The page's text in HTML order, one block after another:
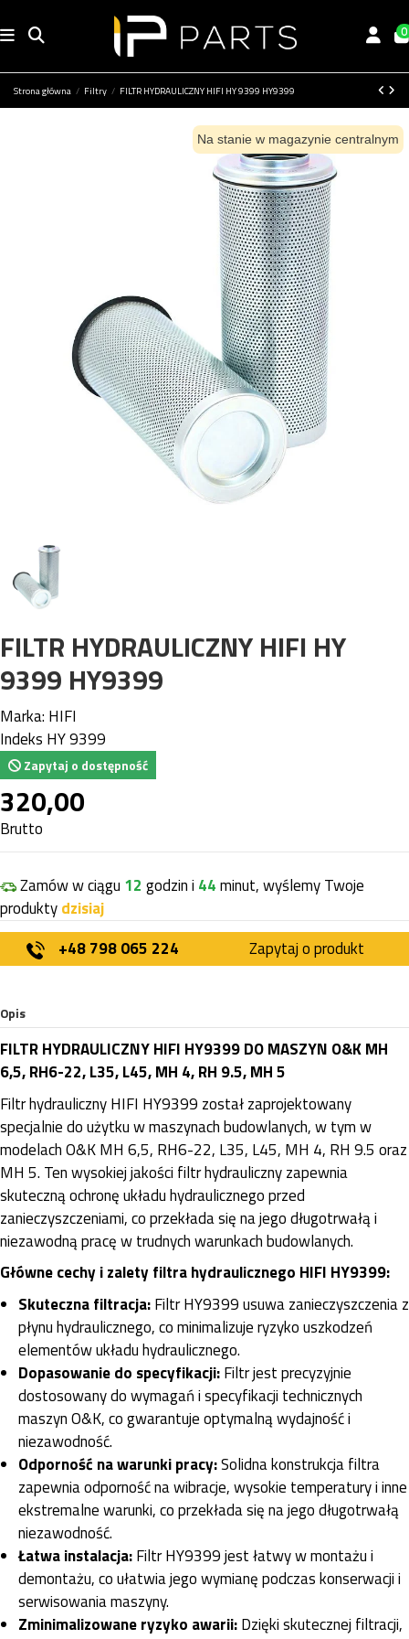
0
Strona główna Filtry FILTR HYDRAULICZNY HIFI HY 9399 HY9399
Na stanie w magazynie centralnym
FILTR HYDRAULICZNY HIFI HY
9399 HY9399
Marka: HIFI
Indeks HY 9399
Zapytaj o dostępność
320,00
Brutto
Zamów w ciągu 12 godzin i 44minut, wyślemy Twoje
produktydzisiaj
+48 798 065 224
Zapytaj o produkt
Opis
FILTR HYDRAULICZNY HIFI HY9399 DO MASZYN O&K MH
6,5, RH6-22, L35, L45, MH 4, RH 9.5, MH 5
Filtr hydrauliczny HIFI HY9399 został zaprojektowany
specjalnie do użytku w maszynach budowlanych, w tym w
modelach O&K MH 6,5, RH6-22, L35, L45, MH 4, RH 9.5 oraz
MH 5. Ten wysokiej jakości filtr hydrauliczny zapewnia
skuteczną ochronę układu hydraulicznego przed
zanieczyszczeniami, co przekłada się na jego długotrwałą i
niezawodną pracę w trudnych warunkach budowlanych.
Główne cechy i zalety filtra hydraulicznego HIFI HY9399:
Skuteczna filtracja:Filtr HY9399 usuwa zanieczyszczenia z
płynu hydraulicznego, co minimalizuje ryzyko uszkodzeń
elementów układu hydraulicznego.
Dopasowanie do specyfikacji:Filtr jest precyzyjnie
dostosowany do wymagań i specyfikacji technicznych
maszyn O&K, co gwarantuje optymalną wydajność i
niezawodność.
Odporność na warunki pracy:Solidna konstrukcja filtra
zapewnia odporność na wibracje, wysokie temperatury i inne
ekstremalne warunki, co przekłada się na jego długotrwałą
niezawodność.
Łatwa instalacja:Filtr HY9399 jest łatwy w montażu i
demontażu, co ułatwia jego wymianę podczas konserwacji i
serwisowania maszyny.
Zminimalizowane ryzyko awarii:Dzięki skutecznej filtracji,